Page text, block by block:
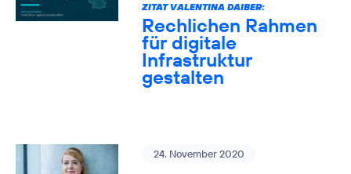
ZITAT VALENTINA DAIBER:
Rechlichen Rahmen
für digitale
Infrastruktur
gestalten
24. November 2020